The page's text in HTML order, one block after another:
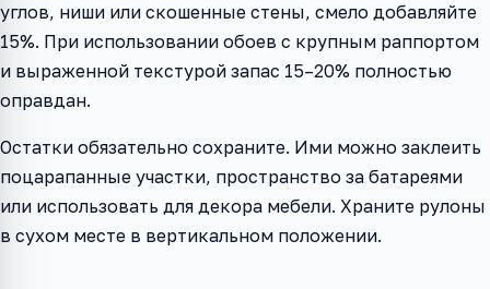
углов, ниши или скошенные стены, смело добавляйте
15%. При использовании обоев с крупным раппортом
и выраженной текстурой запас 15–20% полностью
оправдан.
Остатки обязательно сохраните. Ими можно заклеить
поцарапанные участки, пространство за батареями
или использовать для декора мебели. Храните рулоны
в сухом месте в вертикальном положении.